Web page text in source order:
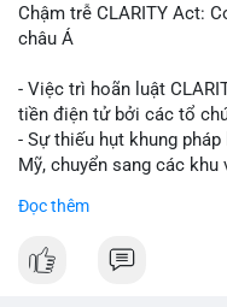
Chậm trễ CLARITY Act:
châu Á
- Việc trì hoãn luật
tiền điện tử bởi các tổ
- Sự thiếu hụt khung
Mỹ, chuyển sang các khu
trường khi Mỹ còn đang
#binancesquare
Đọc thêm